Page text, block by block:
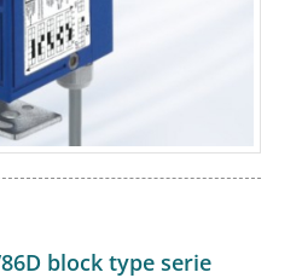
block type serie